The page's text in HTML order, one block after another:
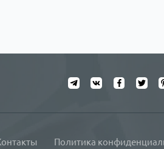
Политика